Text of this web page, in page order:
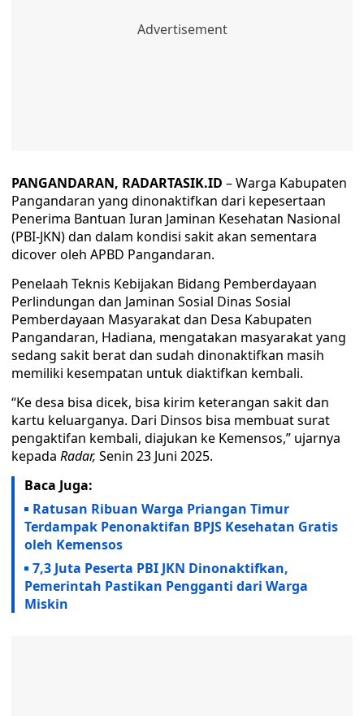
PANGANDARAN, RADARTASIK.ID – Warga Kabupaten
Pangandaran yang dinonaktifkan dari kepesertaan
Penerima Bantuan Iuran Jaminan Kesehatan Nasional
(PBI-JKN) dan dalam kondisi sakit akan sementara
dicover oleh APBD Pangandaran.
Penelaah Teknis Kebijakan Bidang Pemberdayaan
Perlindungan dan Jaminan Sosial Dinas Sosial
Pemberdayaan Masyarakat dan Desa Kabupaten
Pangandaran, Hadiana, mengatakan masyarakat yang
sedang sakit berat dan sudah dinonaktifkan masih
memiliki kesempatan untuk diaktifkan kembali.
“Ke desa bisa dicek, bisa kirim keterangan sakit dan
kartu keluarganya. Dari Dinsos bisa membuat surat
pengaktifan kembali, diajukan ke Kemensos,” ujarnya
kepada Radar, Senin 23 Juni 2025.
Baca Juga:
Ratusan Ribuan Warga Priangan Timur
Terdampak Penonaktifan BPJS Kesehatan Gratis
oleh Kemensos
7,3 Juta Peserta PBI JKN Dinonaktifkan,
Pemerintah Pastikan Pengganti dari Warga
Miskin